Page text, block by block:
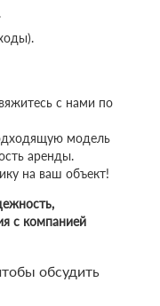
с нами по
модель
аренды.
на ваш объект!
с компанией
обсудить